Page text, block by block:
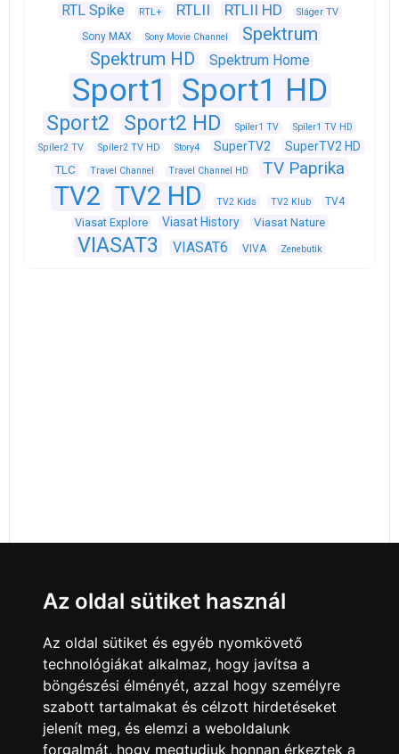
RTL Spike RTL+ RTLII RTLII HD Sláger TV
Sony MAX Sony Movie Channel
Spektrum
Spektrum HD
Spektrum Home
Sport1 Sport1 HD
Sport2 Sport2 HD Spíler1 TV
Spíler1 TV HD
Spíler2 TV
Spíler2 TV HD Story4 SuperTV2 SuperTV2 HD
TLC Travel Channel Travel Channel HD TV Paprika
TV2 TV2 HD TV2 Kids TV2 Klub TV4
Viasat Explore Viasat History Viasat Nature
VIASAT3 VIASAT6 VIVA Zenebutik
Az oldal sütiket használ
Az oldal sütiket és egyéb nyomkövető
technológiákat alkalmaz, hogy javítsa a
böngészési élményét, azzal hogy személyre
szabott tartalmakat és célzott hirdetéseket
jelenít meg, és elemzi a weboldalunk
forgalmát, hogy megtudjuk honnan érkeztek a